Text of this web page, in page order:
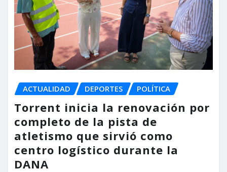
ACTUALIDAD DEPORTES POLÍTICA
Torrent inicia la renovación por
completo de la pista de
atletismo que sirvió como
centro logístico durante la
DANA